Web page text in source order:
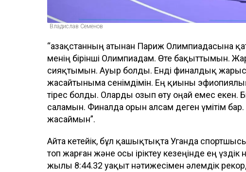
Владислав Семенов
“Қазақстанның атынан Париж Олимпиадасына
менің бірінші Олимпиадам. Өте бақыттымын.
сияқтымын. Ауыр болды. Енді финалдық
жасайтыныма сенімдімін. Ең қиыны
тірес болды. Оларды озып өту оңай емес екен.
саламын. Финалда орын алсам деген үмітім бар.
жасаймын”.
Айта кетейік, бұл қашықтықта Уганда
топ жарған және осы іріктеу кезеңінде ең
жылы 8:44.32 уақыт нәтижесімен әлемдік